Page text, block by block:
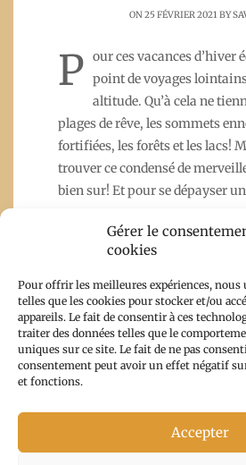
Gérer le
cookies
Pour offrir les meilleures expériences,
telles que les cookies pour stocker et/ou
appareils. Le fait de consentir à ces
traiter des données telles que le
uniques sur ce site. Le fait de ne pas
consentement peut avoir un effet négatif
et fonctions.
Accepter
ON 25 FÉVRIER 2021 BY
P our ces vacances d’hiver
point de voyages
altitude. Qu’à cela ne
plages de rêve, les sommets
fortifiées, les forêts et les lacs!
trouver ce condensé de
bien sur! Et pour se dépayser
Read More
Copyright From Corsica With